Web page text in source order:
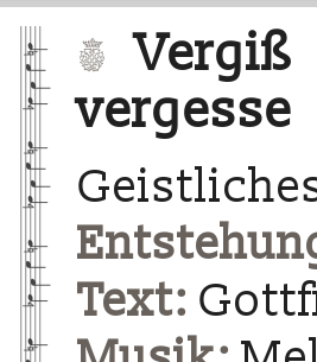
vergesse
Text: